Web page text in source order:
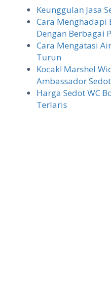
Keunggulan Jasa
Cara Menghadapi
Dengan Berbagai
Cara Mengatasi
Turun
Kocak! Marshel
Ambassador
Harga Sedot WC
Terlaris